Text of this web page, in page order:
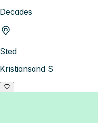
Decades
Sted
Kristiansand S